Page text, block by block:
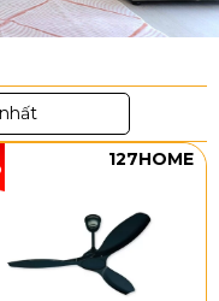
127HOME